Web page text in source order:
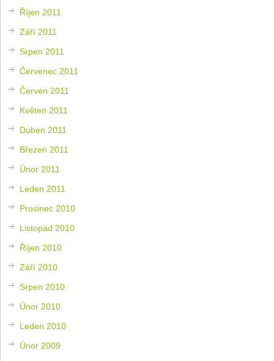
Říjen 2011
Září 2011
Srpen 2011
Červenec 2011
Červen 2011
Květen 2011
Duben 2011
Březen 2011
Únor 2011
Leden 2011
Prosinec 2010
Listopad 2010
Říjen 2010
Září 2010
Srpen 2010
Únor 2010
Leden 2010
Únor 2009